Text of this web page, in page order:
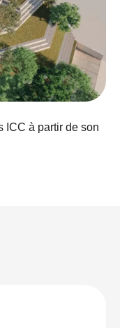
ICC à partir de son